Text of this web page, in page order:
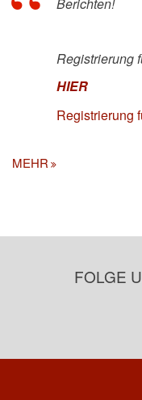
Registrierung
HIER
Registrierung
MEHR
FOLGE